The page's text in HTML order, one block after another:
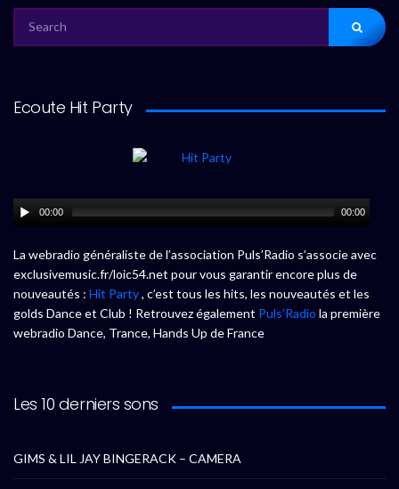
FOR:
Ecoute Hit Party
00:00 00:00
La webradio généraliste de l’association Puls’Radio s’associe avec
exclusivemusic.fr/loic54.net pour vous garantir encore plus de
nouveautés : Hit Party, c’est tous les hits, les nouveautés et les
golds Dance et Club ! Retrouvez également Puls’Radio la première
webradio Dance, Trance, Hands Up de France
Les 10 derniers sons
GIMS & LIL JAY BINGERACK – CAMERA